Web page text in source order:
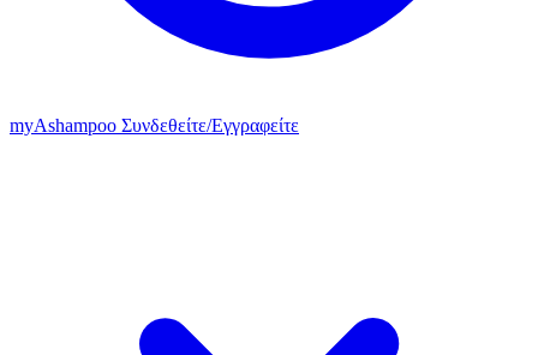
myAshampoo Συνδεθείτε/Εγγραφείτε